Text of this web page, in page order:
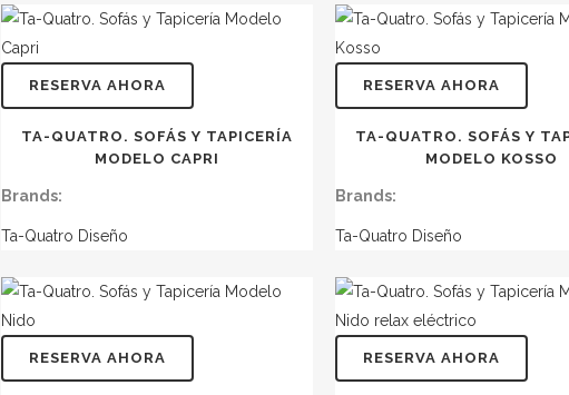
RESERVA AHORA
TA-QUATRO. SOFÁS Y TAPICERÍA
MODELO CAPRI
Brands:
Ta-Quatro Diseño
RESERVA AHORA
TA-QUATRO. SOFÁS Y
MODELO KOSSO
Brands:
Ta-Quatro Diseño
RESERVA AHORA RESERVA AHORA